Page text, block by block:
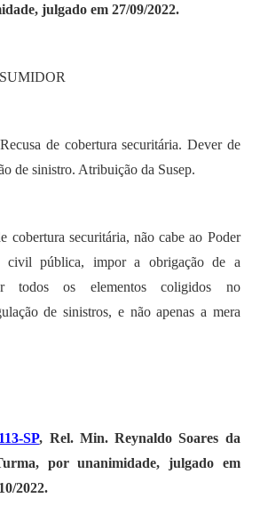
julgado em 27/09/2022.
de cobertura securitária. Dever de
de sinistro. Atribuição da Susep.
cobertura securitária, não cabe ao Poder
civil pública, impor a obrigação de a
todos os elementos coligidos no
de sinistros, e não apenas a mera
SP, Rel. Min. Reynaldo Soares da
por unanimidade, julgado em
2022.